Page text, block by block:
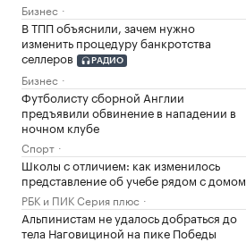
Бизнес
В ТПП объяснили, зачем нужно
изменить процедуру банкротства
селлеров
РАДИО
Бизнес
Футболисту сборной Англии
предъявили обвинение в нападении в
ночном клубе
Спорт
Школы с отличием: как изменилось
представление об учебе рядом с домом
РБК и ПИК Серия плюс
Альпинистам не удалось добраться до
тела Наговициной на пике Победы